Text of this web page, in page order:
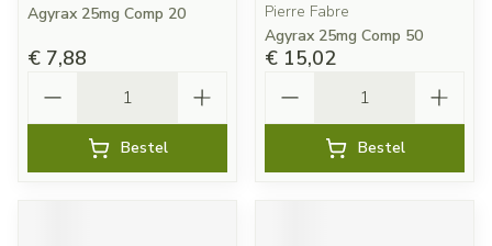
Agyrax 25mg Comp 20
€ 7,88
Bestel
Pierre Fabre
Agyrax 25mg Comp 50
€ 15,02
Bestel